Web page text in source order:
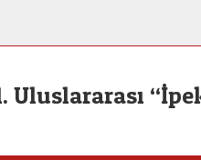
Uluslararası